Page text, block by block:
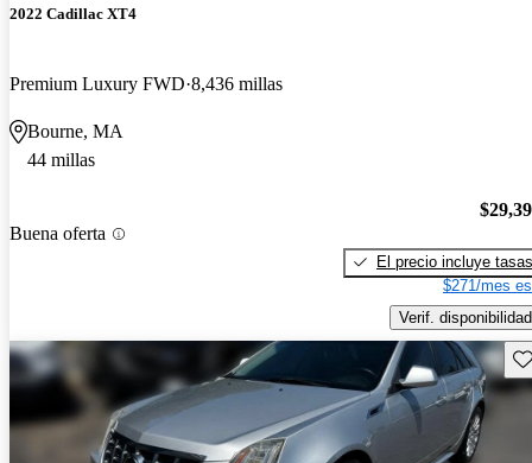
2022 Cadillac XT4
Premium Luxury FWD 8,436 millas
Bourne, MA
44 millas
Buena oferta
El precio incluye tasas
$271/mes
Verif. disponibilidad